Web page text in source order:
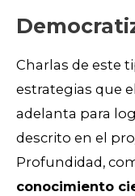
Charlas de este
estrategias que el
adelanta para
descrito en el
Profundidad,
conocimiento